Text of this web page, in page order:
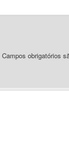
Campos obrigatórios